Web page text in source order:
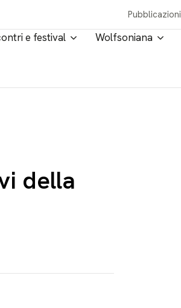
Pubblicazioni
e festival Wolfsoniana
della